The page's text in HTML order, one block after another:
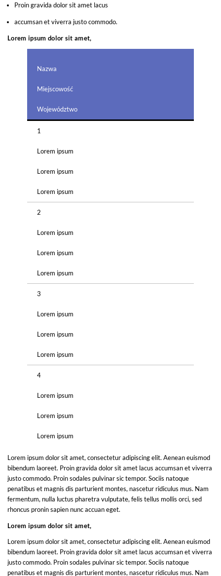
Proin gravida dolor sit amet lacus
accumsan et viverra justo commodo.
Lorem ipsum dolor sit amet,
Nazwa
Miejscowość
Województwo
1
Lorem ipsum
Lorem ipsum
Lorem ipsum
2
Lorem ipsum
Lorem ipsum
Lorem ipsum
3
Lorem ipsum
Lorem ipsum
Lorem ipsum
4
Lorem ipsum
Lorem ipsum
Lorem ipsum
Lorem ipsum dolor sit amet, consectetur adipiscing elit. Aenean euismod
bibendum laoreet. Proin gravida dolor sit amet lacus accumsan et viverra
justo commodo. Proin sodales pulvinar sic tempor. Sociis natoque
penatibus et magnis dis parturient montes, nascetur ridiculus mus. Nam
fermentum, nulla luctus pharetra vulputate, felis tellus mollis orci, sed
rhoncus pronin sapien nunc accuan eget.
Lorem ipsum dolor sit amet,
Lorem ipsum dolor sit amet, consectetur adipiscing elit. Aenean euismod
bibendum laoreet. Proin gravida dolor sit amet lacus accumsan et viverra
justo commodo. Proin sodales pulvinar sic tempor. Sociis natoque
penatibus et magnis dis parturient montes, nascetur ridiculus mus. Nam